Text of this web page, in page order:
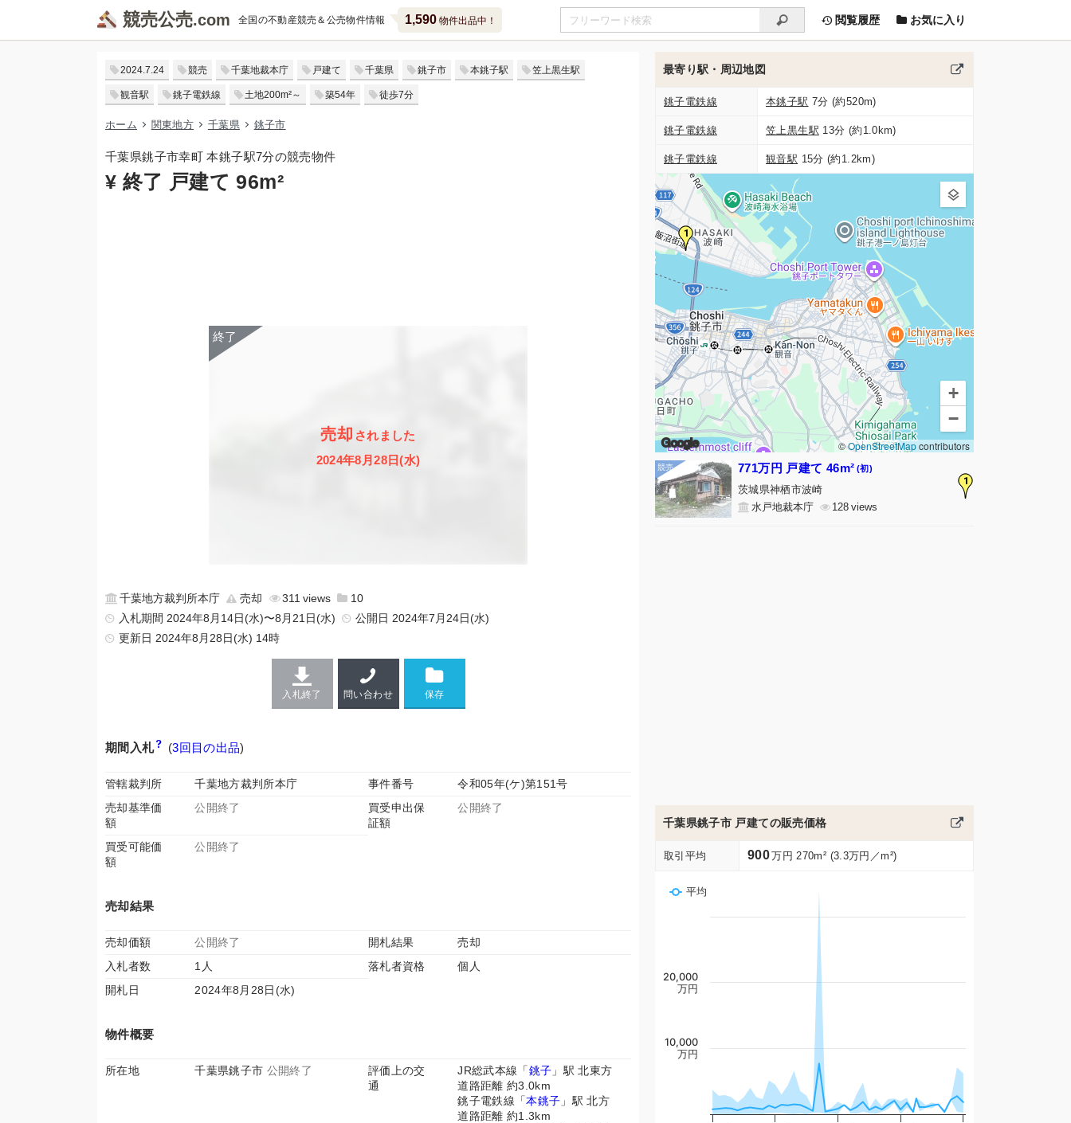
競売公売 全国の不動産競売＆公売物件情報 1,590物件出品中！ 閲覧履歴 お気に入り
2024.7.24 競売 千葉地裁本庁 戸建て 千葉県 銚子市 本銚子駅 笠上黒生駅
観音駅 銚子電鉄線 土地200m²～ 築54年 徒歩7分
ホーム 関東地方 千葉県 銚子市
千葉県銚子市幸町 本銚子駅7分の競売物件
¥ 終了 戸建て 96m²
売却 されました
2024年8月28日(水)
千葉地方裁判所本庁 売却 311
10
入札期間 2024年8月14日(水)〜8月21日(水)
公開日 2024年7月24日(水)
更新日 2024年8月28日(水) 14時
入札終了 問い合わせ
期間入札 (3回目の出品)
管轄裁判所 千葉地方裁判所本庁 事件番号
令和05年(ケ)第151号
売却基準価
額
公開終了
買受申出保
証額
公開終了
買受可能価
額
公開終了
売却結果
売却価額 公開終了 開札結果
売却
入札者数
1人 落札者資格
個人
開札日
2024年8月28日(水)
物件概要
所在地 千葉県銚子市 公開終了
評価上の交
通
JR総武本線「銚子 」駅 北東方
道路距離 約3.0km
銚子電鉄線「本銚子 」駅 北方
道路距離 約1.3km
最寄り駅・周辺地図
銚子電鉄線 本銚子駅 7分 (約520m)
銚子電鉄線 笠上黒生駅 13分 (約1.0km)
銚子電鉄線 観音駅 15分 (約1.2km)
1
Google
+
−
©OpenStreetMapcontributors
1
771万円 戸建て 46m² (初)
茨城県神栖市波崎
水戸地裁本庁
128
千葉県銚子市 戸建ての販売価格
取引平均 900万円 270m² (3.3万円／m²)
平均
10,000
万円
20,000
万円